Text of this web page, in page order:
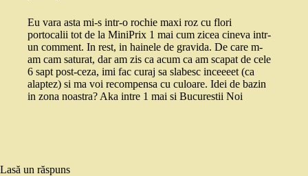
Eu vara asta mi-s intr-o rochie maxi roz cu flori
portocalii tot de la MiniPrix 1 mai cum zicea cineva intr-
un comment. In rest, in hainele de gravida. De care m-
am cam saturat, dar am zis ca acum ca am scapat de cele
6 sapt post-ceza, imi fac curaj sa slabesc inceeeet (ca
alaptez) si ma voi recompensa cu culoare. Idei de bazin
in zona noastra? Aka intre 1 mai si Bucurestii Noi
Lasă un răspuns